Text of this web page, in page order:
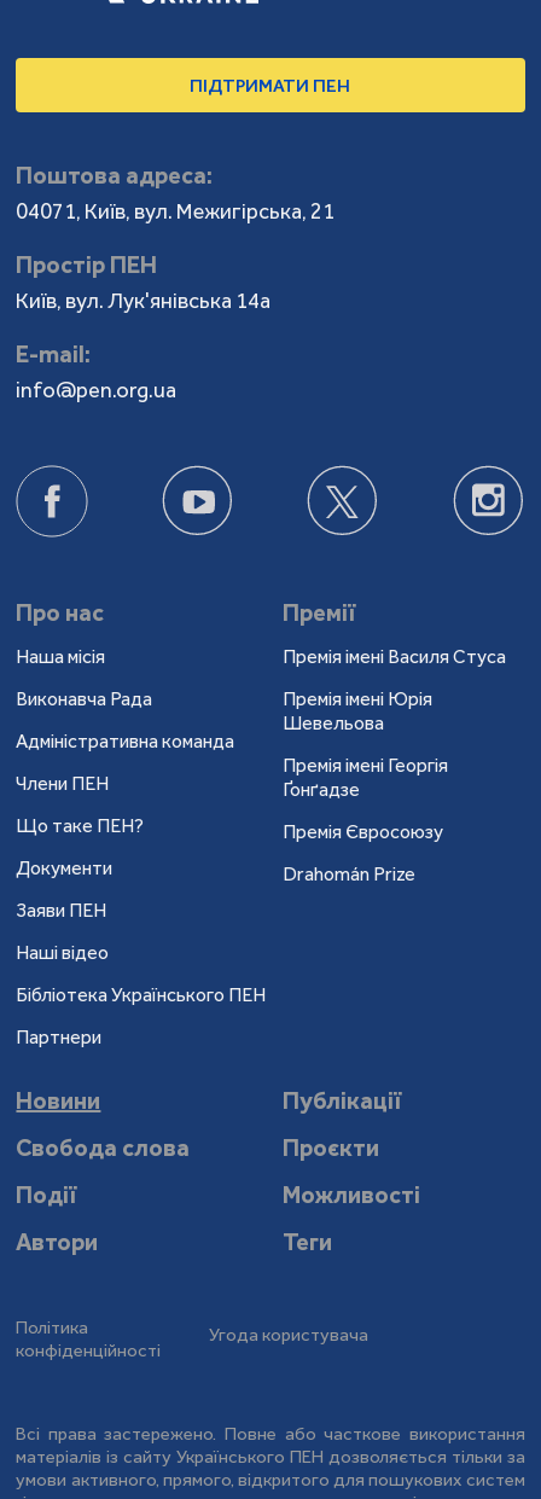
ПІДТРИМАТИ ПЕН
Поштова адреса:
04071, Київ, вул. Межигірська, 21
Простір ПЕН
Київ, вул. Лук'янівська 14а
Е-mail:
info@pen.org.ua
Про нас
Наша місія
Виконавча Рада
Адміністративна команда
Члени ПЕН
Що таке ПЕН?
Документи
Заяви ПЕН
Наші відео
Бібліотека Українського ПЕН
Партнери
Премії
Премія імені Василя Стуса
Премія імені Юрія
Шевельова
Премія імені Георгія
Ґонґадзе
Премія Євросоюзу
Drahomán Prize
Новини
Публікації
Свобода слова
Проєкти
Події
Можливості
Автори
Теги
Політика
конфіденційності
Угода користувача
Всі права застережено. Повне або часткове використання
матеріалів із сайту Українського ПЕН дозволяється тільки за
умови активного, прямого, відкритого для пошукових систем